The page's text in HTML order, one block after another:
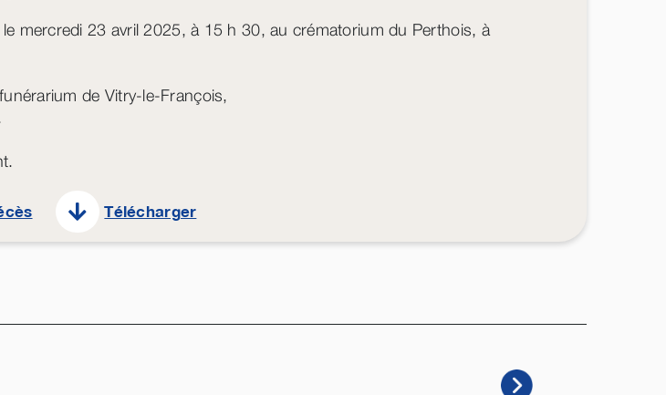
mercredi 23 avril 2025, à 15 h 30, au crématorium du Perthois, à
de Vitry-le-François,
Télécharger